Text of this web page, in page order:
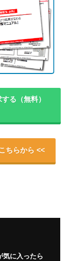
る（無料）
ちらから <<
気に入ったら